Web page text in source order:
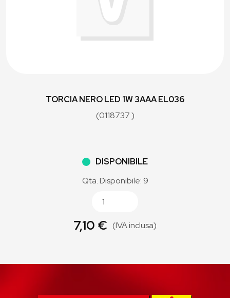
TORCIA NERO LED 1W 3AAA EL036
(0118737 )
DISPONIBILE
Qta. Disponibile: 9
7,10 € (IVA inclusa)